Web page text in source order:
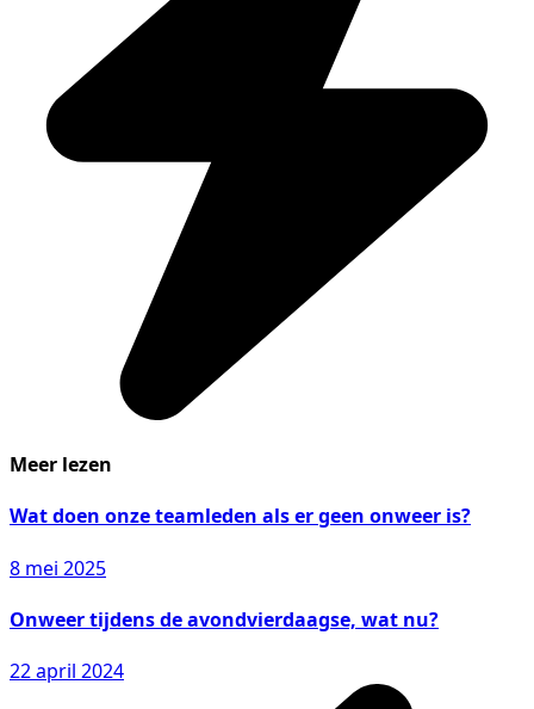
Meer lezen
Wat doen onze teamleden als er geen onweer is?
8 mei 2025
Onweer tijdens de avondvierdaagse, wat nu?
22 april 2024